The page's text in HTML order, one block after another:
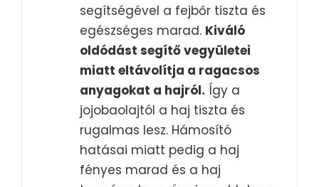
segítségével a fejbőr tiszta és
egészséges marad. Kiváló
oldódást segítő vegyületei
miatt eltávolítja a ragacsos
anyagokat a hajról. Így a
jojobaolajtól a haj tiszta és
rugalmas lesz. Hámosító
hatásai miatt pedig a haj
fényes marad és a haj